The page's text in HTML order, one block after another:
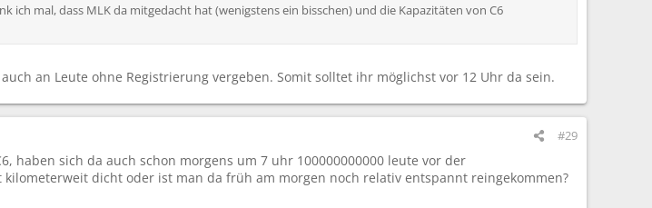
ich mal, dass MLK da mitgedacht hat (wenigstens ein bisschen) und die Kapazitäten von C6
an Leute ohne Registrierung vergeben. Somit solltet ihr möglichst vor 12 Uhr da sein.
#29
haben sich da auch schon morgens um 7 uhr 100000000000 leute vor der
dicht oder ist man da früh am morgen noch relativ entspannt reingekommen?